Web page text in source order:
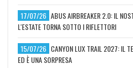
17/07/26 ABUS AIRBREAKER 2.0: IL
L'ESTATE TORNA SOTTO I RIFLETTORI
15/07/26 CANYON LUX TRAIL 2027: IL
ED È UNA SORPRESA